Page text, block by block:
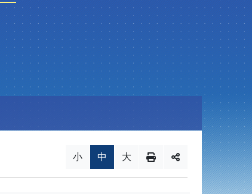
小 中 大